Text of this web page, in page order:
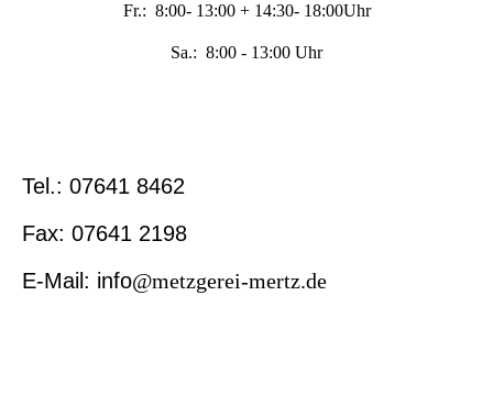
Fr.: 8:00- 13:00 + 14:30- 18:00Uhr
Sa.: 8:00 - 13:00 Uhr
Tel.: 07641 8462
Fax: 07641 2198
E-Mail: info@metzgerei-mertz.de